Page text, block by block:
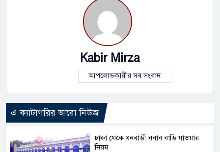
Kabir Mirza
আপলোডকারীর সব সংবাদ
এ ক্যাটাগরির আরো নিউজ
ঢাকা থেকে ধনবাড়ী নবাব বাড়ি যাওয়ার
নিয়ম